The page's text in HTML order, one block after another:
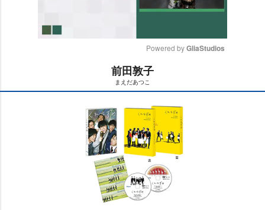
t
Powered by GliaStudios
前田敦子
まえだあつこ